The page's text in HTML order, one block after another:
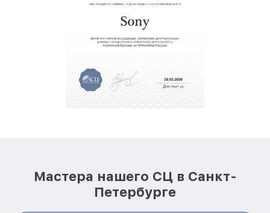
Мастера нашего СЦ в Санкт-
Петербурге